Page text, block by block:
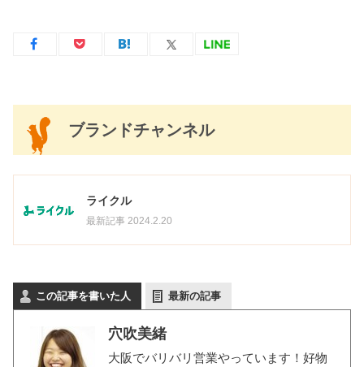
ブランドチャンネル
ライクル
最新記事 2024.2.20
この記事を書いた人 最新の記事
穴吹美緒
大阪でバリバリ営業やっています！好物